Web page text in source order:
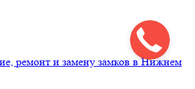
ремонт и замену замков в Нижнем